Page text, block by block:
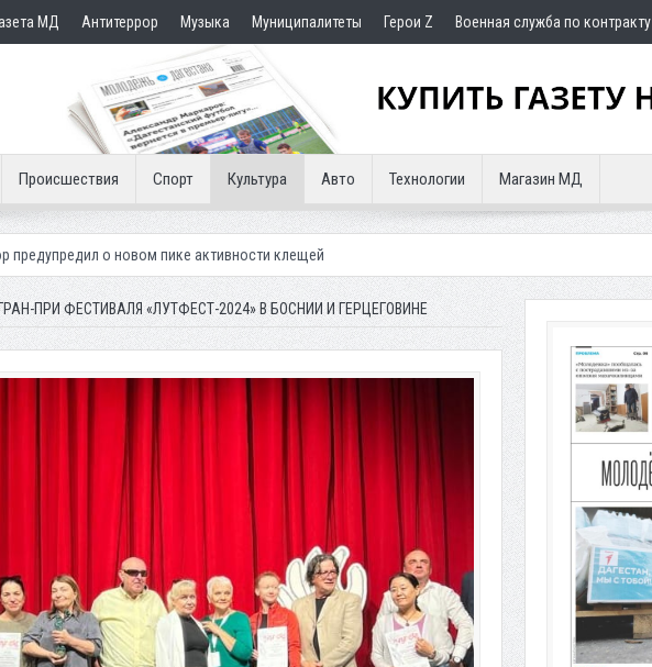
МД Антитеррор Музыка Муниципалитеты Герои Z Военная служба по контракту
Происшествия Спорт Культура Авто Технологии Магазин МД
пике активности клещей
ПРИ ФЕСТИВАЛЯ «ЛУТФЕСТ-2024» В БОСНИИ И ГЕРЦЕГОВИНЕ